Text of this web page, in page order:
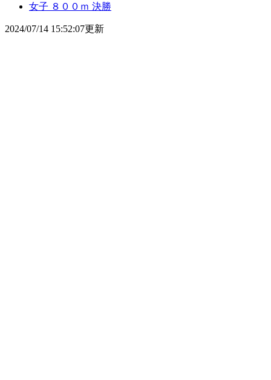
女子 ８００ｍ 決勝
2024/07/14 15:52:07更新